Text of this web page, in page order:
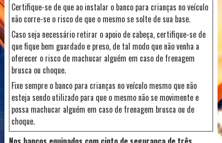
Certifique-se de que ao instalar o banco para crianças no veículo
não corre-se o risco de que o mesmo se solte de sua base.
Caso seja necessário retirar o apoio de cabeça, certifique-se de
que fique bem guardado e preso, de tal modo que não venha a
oferecer o risco de machucar alguém em caso de frenagem
brusca ou choque.
Fixe sempre o banco para crianças no veículo mesmo que não
esteja sendo utilizado para que o mesmo não se movimente e
possa machucar alguém em caso de frenagem brusca ou de
choque.